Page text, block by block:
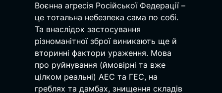
Воєнна агресія Російської Федерації –
це тотальна небезпека сама по собі.
Та внаслідок застосування
різноманітної зброї виникають ще й
вторинні фактори ураження. Мова
про руйнування (ймовірні та вже
цілком реальні) АЕС та ГЕС, на
греблях та дамбах, знищення складів